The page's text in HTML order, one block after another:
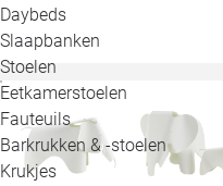
Daybeds
Slaapbanken
Stoelen
Eetkamerstoelen
Fauteuils
Barkrukken & -stoelen
Krukjes